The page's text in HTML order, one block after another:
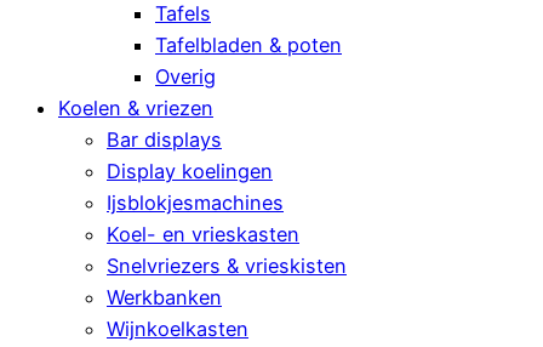
Tafels
Tafelbladen & poten
Overig
Koelen & vriezen
Bar displays
Display koelingen
Ijsblokjesmachines
Koel- en vrieskasten
Snelvriezers & vrieskisten
Werkbanken
Wijnkoelkasten